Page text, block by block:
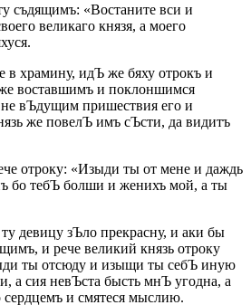
съдящимъ: «Востаните вси и
великаго князя, а моего
в храмину, идЪ же бяху отрокъ и
воставшимъ и поклоншимся
вЪдущим пришествия его и
же повелЪ имъ сЪсти, да видитъ
отроку: «Изыди ты от мене и даждь
бо тебЪ болши и женихъ мой, а ты
девицу зЪло прекрасну, и аки бы
и рече великий князь отроку
ты отсюду и изыщи ты себЪ иную
а сия невЪста бысть мнЪ угодна, а
сердцемъ и смятеся мыслию.